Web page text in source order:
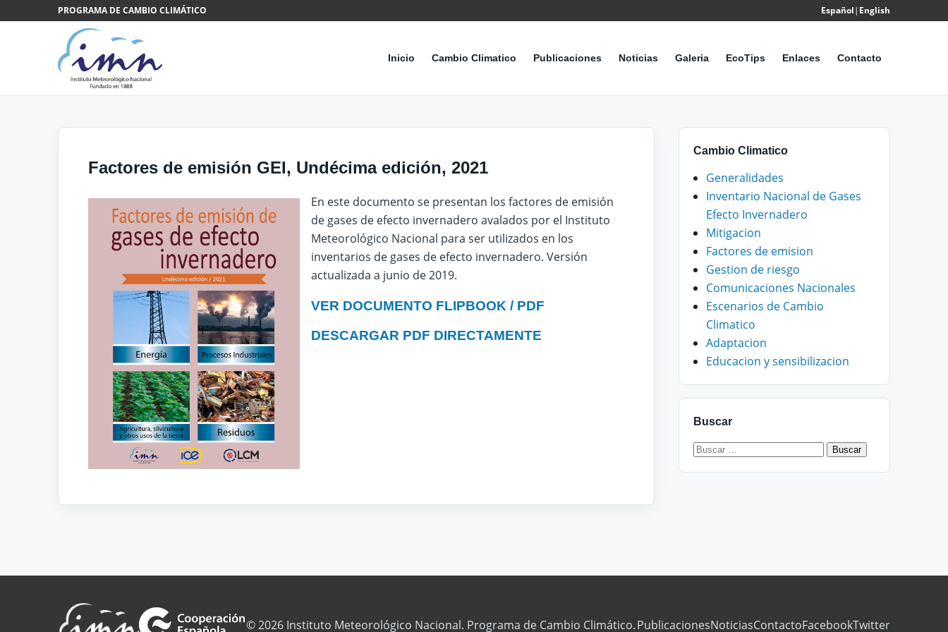
Saltar al contenidoPROGRAMA DE CAMBIO CLIMÁTICO Español| English
Inicio Cambio Climatico Publicaciones Noticias Galeria EcoTips Enlaces Contacto
Factores de emisión GEI, Undécima edición, 2021
En este documento se presentan los factores de emisión
de gases de efecto invernadero avalados por el Instituto
Meteorológico Nacional para ser utilizados en los
inventarios de gases de efecto invernadero. Versión
actualizada a junio de 2019.
VER DOCUMENTO FLIPBOOK / PDF
DESCARGAR PDF DIRECTAMENTE
Cambio Climatico
Generalidades
Inventario Nacional de Gases
Efecto Invernadero
Mitigacion
Factores de emision
Gestion de riesgo
Comunicaciones Nacionales
Escenarios de Cambio
Climatico
Adaptacion
Educacion y sensibilizacion
Buscar
Buscar:
© 2026 Instituto Meteorológico Nacional. Programa de Cambio Climático.PublicacionesNoticiasContactoFacebookTwitter